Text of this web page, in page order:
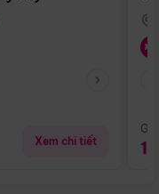
Xem chi tiết